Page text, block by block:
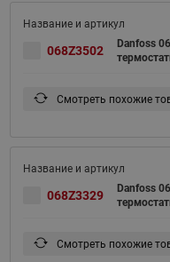
068Z3502
Danfoss
Смотреть похожие
068Z3329
Danfoss
Смотреть похожие